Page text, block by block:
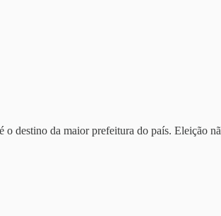
destino da maior prefeitura do país. Eleição